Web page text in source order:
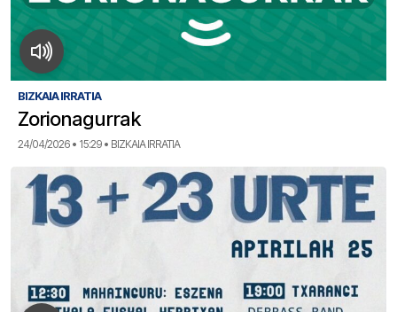
BIZKAIA IRRATIA
Zorionagurrak
24/04/2026 • 15:29 • BIZKAIA IRRATIA